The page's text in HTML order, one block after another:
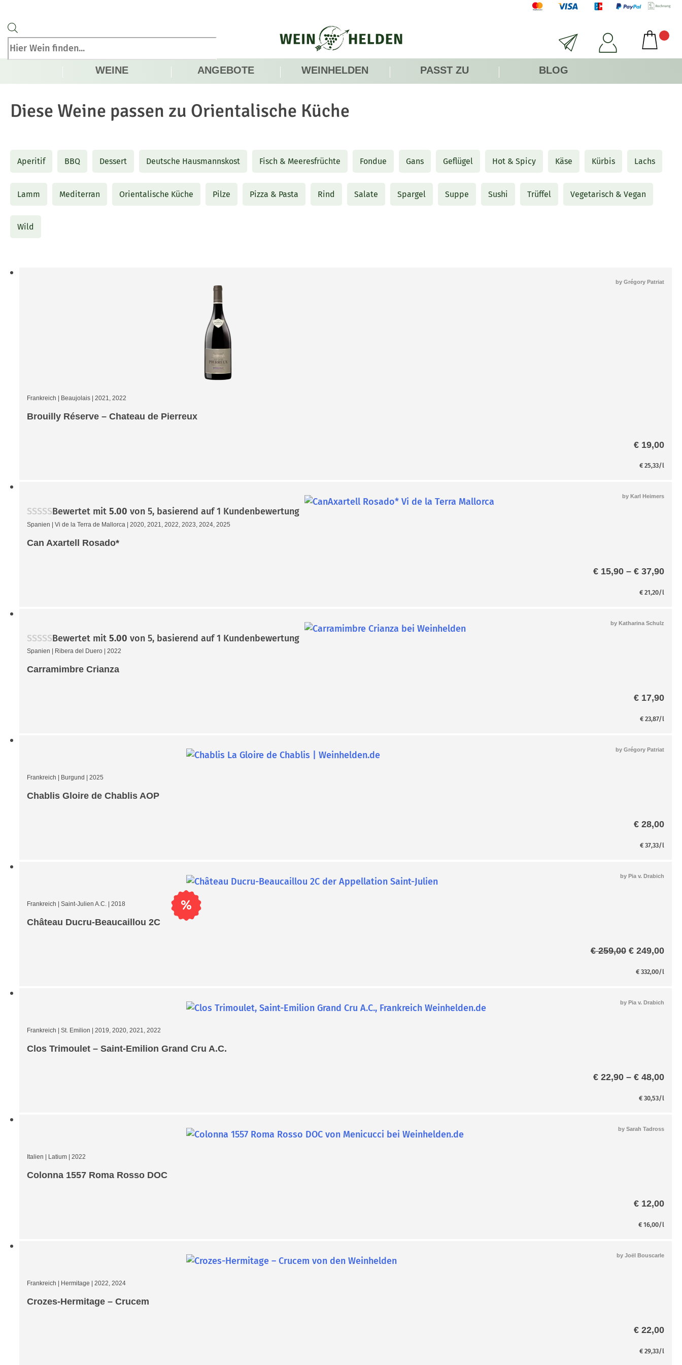
search
WEINE ANGEBOTE WEINHELDEN PASST ZU BLOG
Diese Weine passen zu Orientalische Küche
Aperitif BBQ Dessert Deutsche Hausmannskost Fisch & Meeresfrüchte Fondue Gans Geflügel Hot & Spicy Käse Kürbis Lachs
Lamm Mediterran Orientalische Küche Pilze Pizza & Pasta Rind Salate Spargel Suppe Sushi Trüffel Vegetarisch & Vegan
Wild
by Grégory Patriat
Frankreich | Beaujolais |2021, 2022
Brouilly Réserve – Chateau de Pierreux
€19,00
€25,33/l
by Karl Heimers
Bewertet mit5.00 von 5, basierend auf1 Kundenbewertung
Spanien |Vi de la Terra de Mallorca |2020, 2021, 2022, 2023, 2024, 2025
Can Axartell Rosado*
€15,90 – €37,90
bis
€21,20/l
by Katharina Schulz
Bewertet mit5.00 von 5, basierend auf1 Kundenbewertung
Spanien Ribera del Duero |2022
Carramimbre Crianza
€17,90
€23,87/l
by Grégory Patriat
Frankreich Burgund |2025
Chablis Gloire de Chablis AOP
€28,00
€37,33/l
by Pia v. Drabich
%
Frankreich |Saint-Julien A.C. |2018
Château Ducru-Beaucaillou 2C
€259,00
war:
€249,00
ist:
€332,00/l
by Pia v. Drabich
Frankreich |St. Emilion |2019, 2020, 2021, 2022
Clos Trimoulet – Saint-Emilion Grand Cru A.C.
€22,90 – €48,00
bis
€30,53/l
by Sarah Tadross
Italien Latium |2022
Colonna 1557 Roma Rosso DOC
€12,00
€16,00/l
by Joël Bouscarle
Frankreich Hermitage |2022, 2024
Crozes-Hermitage – Crucem
€22,00
€29,33/l